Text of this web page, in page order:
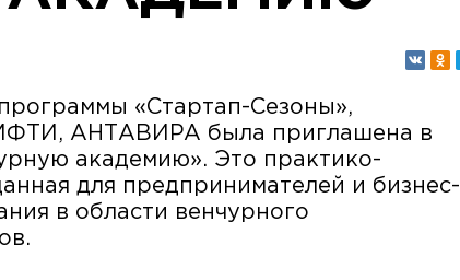
«Стартап-Сезоны»,
АНТАВИРА была приглашена в
академию». Это практико-
для предпринимателей и бизнес-
в области венчурного